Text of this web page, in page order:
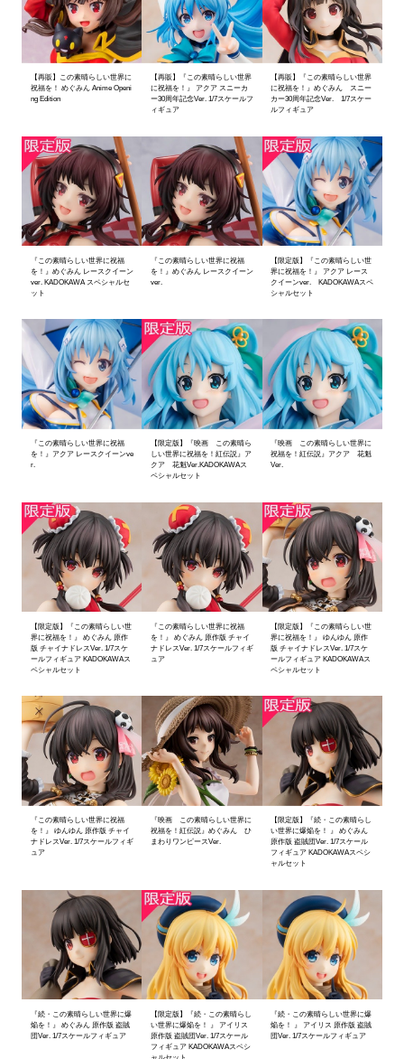
【再販】この素晴らしい世界に
祝福を！ めぐみん Anime Openi
ng Edition
【再販】『この素晴らしい世界
に祝福を！』 アクア スニーカ
ー30周年記念Ver. 1/7スケールフ
ィギュア
【再販】『この素晴らしい世界
に祝福を！』めぐみん スニー
カー30周年記念Ver. 1/7スケー
ルフィギュア
『この素晴らしい世界に祝福
を！』めぐみん レースクイーン
ver. KADOKAWA スペシャルセ
ット
『この素晴らしい世界に祝福
を！』めぐみん レースクイーン
ver.
【限定版】『この素晴らしい世
界に祝福を！』 アクア レース
クイーンver. KADOKAWAスペ
シャルセット
『この素晴らしい世界に祝福
を！』アクア レースクイーンve
r.
【限定版】『映画 この素晴ら
しい世界に祝福を！紅伝説』ア
クア 花魁Ver.KADOKAWAス
ペシャルセット
『映画 この素晴らしい世界に
祝福を！紅伝説』アクア 花魁
Ver.
【限定版】『この素晴らしい世
界に祝福を！』 めぐみん 原作
版 チャイナドレスVer. 1/7スケ
ールフィギュア KADOKAWAス
ペシャルセット
『この素晴らしい世界に祝福
を！』 めぐみん 原作版 チャイ
ナドレスVer. 1/7スケールフィギ
ュア
【限定版】『この素晴らしい世
界に祝福を！』 ゆんゆん 原作
版 チャイナドレスVer. 1/7スケ
ールフィギュア KADOKAWAス
ペシャルセット
『この素晴らしい世界に祝福
を！』 ゆんゆん 原作版 チャイ
ナドレスVer. 1/7スケールフィギ
ュア
『映画 この素晴らしい世界に
祝福を！紅伝説』めぐみん ひ
まわりワンピースVer.
【限定版】『続・この素晴らし
い世界に爆焔を！ 』 めぐみん
原作版 盗賊団Ver. 1/7スケール
フィギュア KADOKAWAスペシ
ャルセット
『続・この素晴らしい世界に爆
焔を！』 めぐみん 原作版 盗賊
団Ver. 1/7スケールフィギュア
【限定版】『続・この素晴らし
い世界に爆焔を！ 』 アイリス
原作版 盗賊団Ver. 1/7スケール
フィギュア KADOKAWAスペシ
ャルセット
『続・この素晴らしい世界に爆
焔を！ 』 アイリス 原作版 盗賊
団Ver. 1/7スケールフィギュア